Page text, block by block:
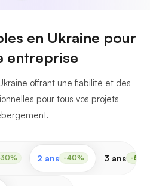
en Ukraine pour
entreprise
offrant une fiabilité et des
pour tous vos projets
2 ans -40% 3 ans -